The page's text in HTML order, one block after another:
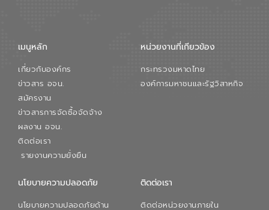
เมนูหลัก
เกี่ยวกับองค์กร
ข่าวสาร อจน.
สมัครงาน
ข่าวสารการจัดซื้อจัดจ้าง
ผลงาน อจน.
ติดต่อเรา
รายงานความยั่งยืน
หน่วยงานที่เกียวข้อง
กระทรวงมหาดไทย
องค์การมหาชนและรัฐวิสาหกิจ
นโยบายความปลอดภัย
นโยบายความปลอดภัยด้าน
ติดต่อเรา
ติดต่อหน่วยงานภายใน